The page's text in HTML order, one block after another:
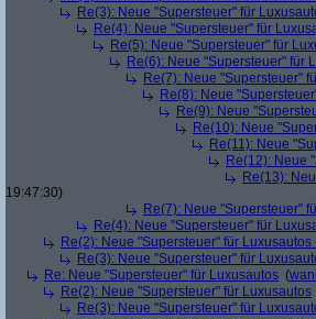
Re(3): Neue "Supersteuer" für
Re(4): Neue "Supersteuer" für
Re(5): Neue "Supersteuer" für
Re(6): Neue "Supersteuer" für
Re(7): Neue "Supersteuer"
Re(8): Neue
Re(9): Neue
Re(10): Neue
Re(11): Neue
Re(12): Neue
Re(13):
19:47:30)
Re(7): Neue "Supersteuer"
Re(4): Neue "Supersteuer" für
Re(2): Neue "Supersteuer" für Luxusautos
Re(3): Neue "Supersteuer" für
Re: Neue "Supersteuer" für Luxusautos (wani
Re(2): Neue "Supersteuer" für Luxusautos
Re(3): Neue "Supersteuer" für